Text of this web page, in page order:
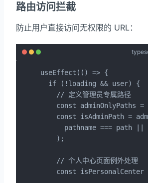
路由访问拦截
防止用户直接访问无权限的 URL：
useEffect(() => {
  if (!loading && user) {
    // 定义管理员专属路径
const adminOnlyPaths =
const isAdminPath =
pathname === path ||
    );
    // 个人中心页面例外处理
const isPersonalCenter